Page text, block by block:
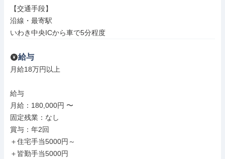
【交通手段】
沿線・最寄駅
いわき中央ICから車で5分程度
給与
月給18万円以上
給与
月給：180,000円 〜
固定残業：なし
賞与：年2回
＋住宅手当5000円～
＋皆勤手当5000円